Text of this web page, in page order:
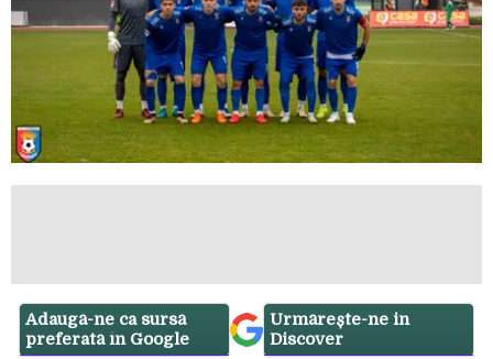
Adaugă-ne ca sursă
preferată în Google
Urmărește-ne in
Discover